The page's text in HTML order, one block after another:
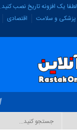
لطفا یک افزونه تاریخ نصب کنید.
پزشکی و سلامت اقتصادی